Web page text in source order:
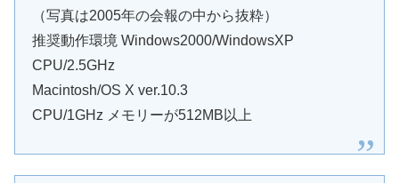
（写真は2005年の会報の中から抜粋）
推奨動作環境 Windows2000/WindowsXP
CPU/2.5GHz
Macintosh/OS X ver.10.3
CPU/1GHz メモリーが512MB以上